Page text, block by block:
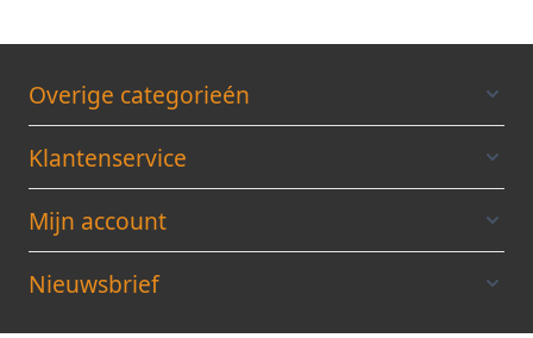
Bladruimte: 7,2 m²
Materiaal: Aluminium profielen polycarbonaat
(PC) dubbelwandige platen, 4 mm
Leveringsomvang:
1 x Kas, gedemonteerd
Extensieve montagehandleiding
Overige categorieén
Klantenservice
Mijn account
Nieuwsbrief